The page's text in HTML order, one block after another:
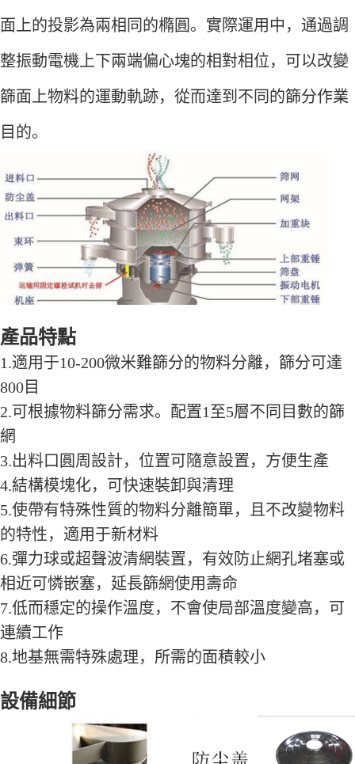
面上的投影為兩相同的橢圓。實際運用中，通過調
整振動電機上下兩端偏心塊的相對相位，可以改變
篩面上物料的運動軌跡，從而達到不同的篩分作業
目的。
產品特點
1.適用于10-200微米難篩分的物料分離，篩分可達
800目
2.可根據物料篩分需求。配置1至5層不同目數的篩
網
3.出料口圓周設計，位置可隨意設置，方便生產
4.結構模塊化，可快速裝卸與清理
5.使帶有特殊性質的物料分離簡單，且不改變物料
的特性，適用于新材料
6.彈力球或超聲波清網裝置，有效防止網孔堵塞或
相近可憐嵌塞，延長篩網使用壽命
7.低而穩定的操作溫度，不會使局部溫度變高，可
連續工作
8.地基無需特殊處理，所需的面積較小
設備細節